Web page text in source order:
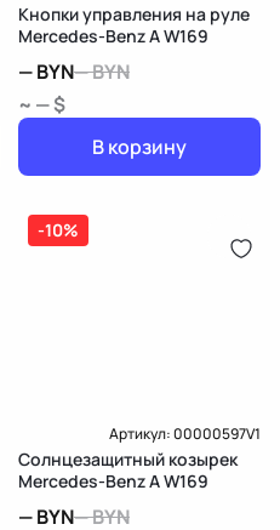
Кнопки управления на руле
Mercedes-Benz A W169
—BYN—BYN
~ — $
В корзину
-10%
Артикул:00000597V1
Солнцезащитный козырек
Mercedes-Benz A W169
—BYN—BYN